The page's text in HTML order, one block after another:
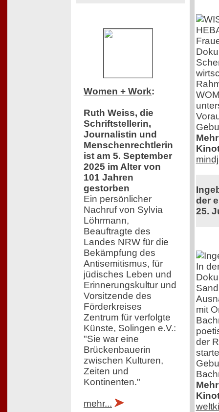
Women + Work:
Ruth Weiss, die
Schriftstellerin,
Journalistin und
Menschenrechtlerin
ist am 5. September
2025 im Alter von
101 Jahren
gestorben
Ein persönlicher
Nachruf von Sylvia
Löhrmann,
Beauftragte des
Landes NRW für die
Bekämpfung des
Antisemitismus, für
jüdisches Leben und
Erinnerungskultur und
Vorsitzende des
Förderkreises
Zentrum für verfolgte
Künste, Solingen e.V.:
"Sie war eine
Brückenbauerin
zwischen Kulturen,
Zeiten und
Kontinenten."
mehr...
der
25.
In
mit
der